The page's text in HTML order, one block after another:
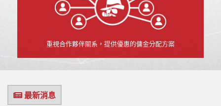
重視合作夥伴關系，提供優惠的傭金分配方案
最新消息